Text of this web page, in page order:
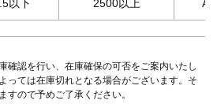
以下 2500以上
確認を行い、在庫確保の可否をご案内いたし
っては在庫切れとなる場合がございます。そ
すので予めご了承ください。